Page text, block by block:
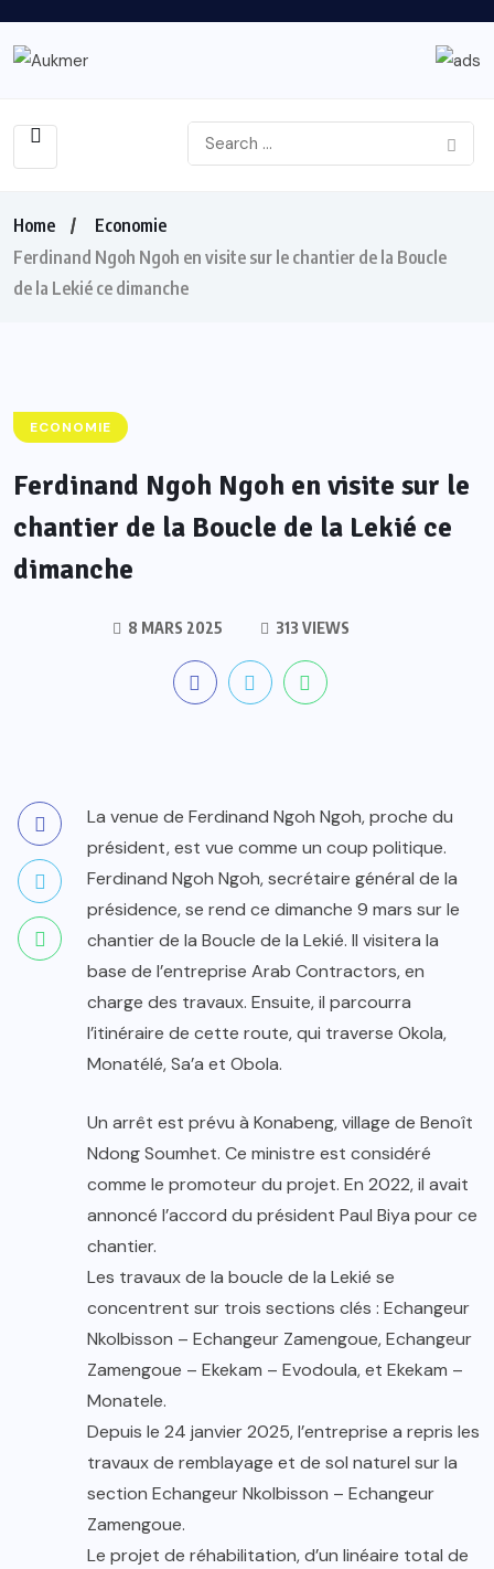
Home
Economie
Ferdinand Ngoh Ngoh en visite sur le chantier de la Boucle
de la Lekié ce dimanche
ECONOMIE
Ferdinand Ngoh Ngoh en visite sur le
chantier de la Boucle de la Lekié ce
dimanche
8 MARS 2025 313 VIEWS
La venue de Ferdinand Ngoh Ngoh, proche du
président, est vue comme un coup politique.
Ferdinand Ngoh Ngoh, secrétaire général de la
présidence, se rend ce dimanche 9 mars sur le
chantier de la Boucle de la Lekié. Il visitera la
base de l’entreprise Arab Contractors, en
charge des travaux. Ensuite, il parcourra
l’itinéraire de cette route, qui traverse Okola,
Monatélé, Sa’a et Obola.
Un arrêt est prévu à Konabeng, village de Benoît
Ndong Soumhet. Ce ministre est considéré
comme le promoteur du projet. En 2022, il avait
annoncé l’accord du président Paul Biya pour ce
chantier.
Les travaux de la boucle de la Lekié se
concentrent sur trois sections clés : Echangeur
Nkolbisson – Echangeur Zamengoue, Echangeur
Zamengoue – Ekekam – Evodoula, et Ekekam –
Monatele.
Depuis le 24 janvier 2025, l’entreprise a repris les
travaux de remblayage et de sol naturel sur la
section Echangeur Nkolbisson – Echangeur
Zamengoue.
Le projet de réhabilitation, d’un linéaire total de